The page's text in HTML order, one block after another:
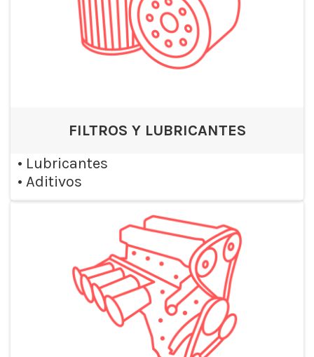
FILTROS Y LUBRICANTES
• Lubricantes
• Aditivos